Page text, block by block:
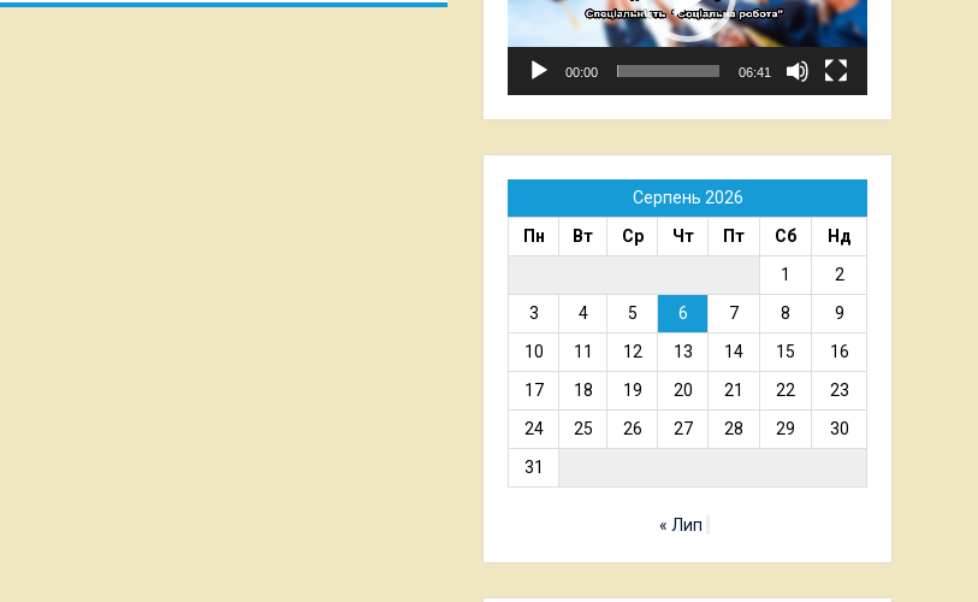
00:00 06:41
Серпень 2026
Пн
Вт Ср Чт Пт Сб
Нд
1
2
3
4 5 6 7 8
9
10
11 12 13 14 15
16
17
18 19 20 21 22
23
24
25 26 27 28 29
30
31
« Лип